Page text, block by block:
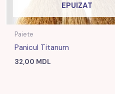
EPUIZAT
Paiete
Panicul Titanum
32,00 MDL